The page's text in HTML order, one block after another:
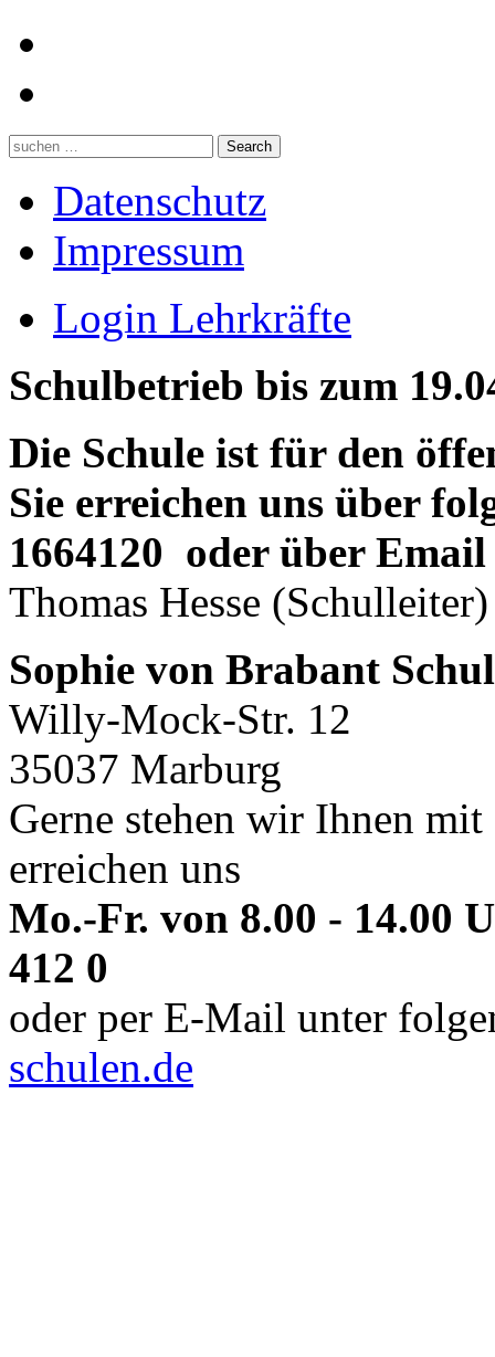
Datenschutz
Impressum
Login Lehrkräfte
Schulbetrieb bis zum
Die Schule ist für den
Sie erreichen uns über
1664120 oder über
Thomas Hesse (Schulleiter)
Sophie von Brabant
Willy-Mock-Str. 12
35037 Marburg
Gerne stehen wir Ihnen
erreichen uns
Mo.-Fr. von 8.00 - 14.00
412 0
oder per E-Mail unter
schulen.de